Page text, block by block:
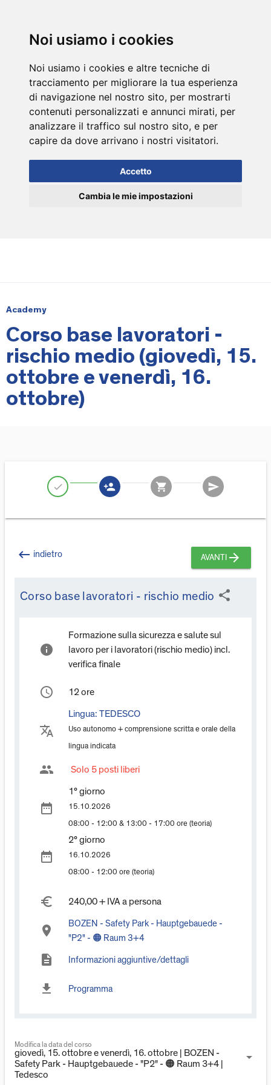
Noi usiamo i cookies
Noi usiamo i cookies e altre tecniche di
tracciamento per migliorare la tua esperienza
di navigazione nel nostro sito, per mostrarti
contenuti personalizzati e annunci mirati, per
analizzare il traffico sul nostro sito, e per
capire da dove arrivano i nostri visitatori.
Accetto
Cambia le mie impostazioni
Academy
Corso base lavoratori -
rischio medio (giovedì, 15.
ottobre e venerdì, 16.
ottobre)
check person_add shopping_cart send
keyboard_backspace indietro AVANTI arrow_forward
Corso base lavoratori - rischio medio share
info
Formazione sulla sicurezza e salute sul
lavoro per i lavoratori (rischio medio) incl.
verifica finale
access_time 12 ore
translate
Lingua: TEDESCO
Uso autonomo + comprensione scritta e orale della
lingua indicata
group Solo 5 posti liberi
date_range
1° giorno
15.10.2026
08:00 - 12:00 & 13:00 - 17:00 ore (teoria)
date_range
2° giorno
16.10.2026
08:00 - 12:00 ore (teoria)
euro_symbol 240,00 + IVA a persona
place
BOZEN - Safety Park - Hauptgebauede -
"P2" - 🟠 Raum 3+4
description Informazioni aggiuntive/dettagli
download Programma
Modifica la data del corso
giovedì, 15. ottobre e venerdì, 16. ottobre | BOZEN -
Safety Park - Hauptgebauede - "P2" - 🟠 Raum 3+4 |
Tedesco
arrow_drop_down